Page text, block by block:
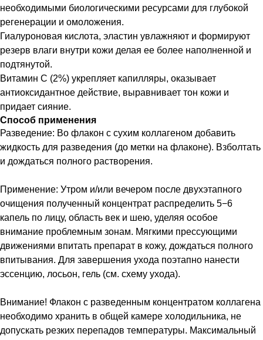
необходимыми биологическими ресурсами для глубокой
регенерации и омоложения.
Гиалуроновая кислота, эластин увлажняют и формируют
резерв влаги внутри кожи делая ее более наполненной и
подтянутой.
Витамин С (2%) укрепляет капилляры, оказывает
антиоксидантное действие, выравнивает тон кожи и
придает сияние.
Способ применения
Разведение: Во флакон с сухим коллагеном добавить
жидкость для разведения (до метки на флаконе). Взболтать
и дождаться полного растворения.
Применение: Утром и/или вечером после двухэтапного
очищения полученный концентрат распределить 5−6
капель по лицу, область век и шею, уделяя особое
внимание проблемным зонам. Мягкими прессующими
движениями впитать препарат в кожу, дождаться полного
впитывания. Для завершения ухода поэтапно нанести
эссенцию, лосьон, гель (см. схему ухода).
Внимание! Флакон с разведенным концентратом коллагена
необходимо хранить в общей камере холодильника, не
допускать резких перепадов температуры. Максимальный